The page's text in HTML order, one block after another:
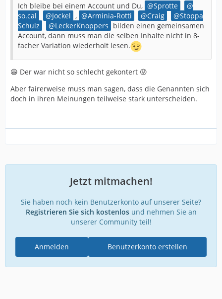
Ich bleibe bei einem Account und Du,
Sprotte
so.cal
Jockel , Arminia-Rotti Craig
Stoppa
Schulz
LeckerKnoppers bilden einen gemeinsamen
Account, dann muss man die selben Inhalte nicht in 8-
facher Variation wiederholt lesen.
😆 Der war nicht so schlecht gekontert 😜
Aber fairerweise muss man sagen, dass die Genannten sich
doch in ihren Meinungen teilweise stark unterscheiden.
Jetzt mitmachen!
Sie haben noch kein Benutzerkonto auf unserer Seite?
Registrieren Sie sich kostenlosund nehmen Sie an
unserer Community teil!
Benutzerkonto erstellen
Anmelden